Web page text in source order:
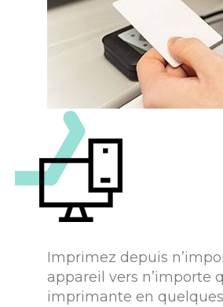
Imprimez depuis
appareil vers n’importe
imprimante en